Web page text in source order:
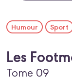
Humour Sport
Les
Tome 09